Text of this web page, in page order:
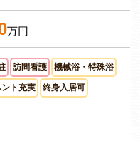
万円
訪問看護 機械浴・特殊浴
ント充実 終身入居可